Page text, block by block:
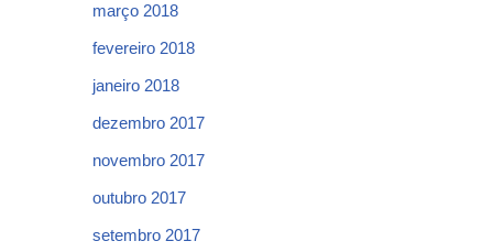
março 2018
fevereiro 2018
janeiro 2018
dezembro 2017
novembro 2017
outubro 2017
setembro 2017